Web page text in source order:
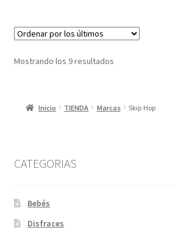
Mostrando los 9 resultadosOrdenado
Inicio TIENDA Marcas Skip Hop
CATEGORIAS
Bebés
Disfraces